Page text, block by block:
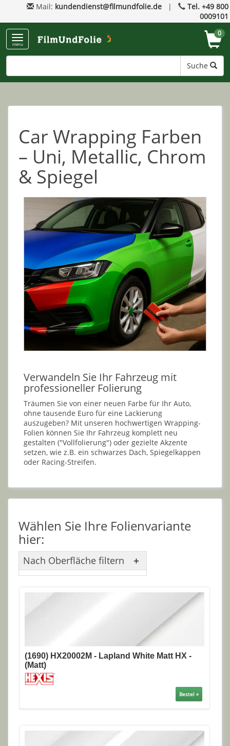
Mail: kundendienst@filmundfolie.de |
Tel. +49 800
0009101
menu
Suche
0
Car Wrapping Farben
– Uni, Metallic, Chrom
& Spiegel
Verwandeln Sie Ihr Fahrzeug mit
professioneller Folierung
Träumen Sie von einer neuen Farbe für Ihr Auto,
ohne tausende Euro für eine Lackierung
auszugeben? Mit unseren hochwertigen Wrapping-
Folien können Sie Ihr Fahrzeug komplett neu
gestalten ("Vollfolierung") oder gezielte Akzente
setzen, wie z.B. ein schwarzes Dach, Spiegelkappen
oder Racing-Streifen.
Wählen Sie Ihre Folienvariante
hier:
Nach Oberfläche filtern
(1690) HX20002M - Lapland White Matt HX -
(Matt)
Bestel »